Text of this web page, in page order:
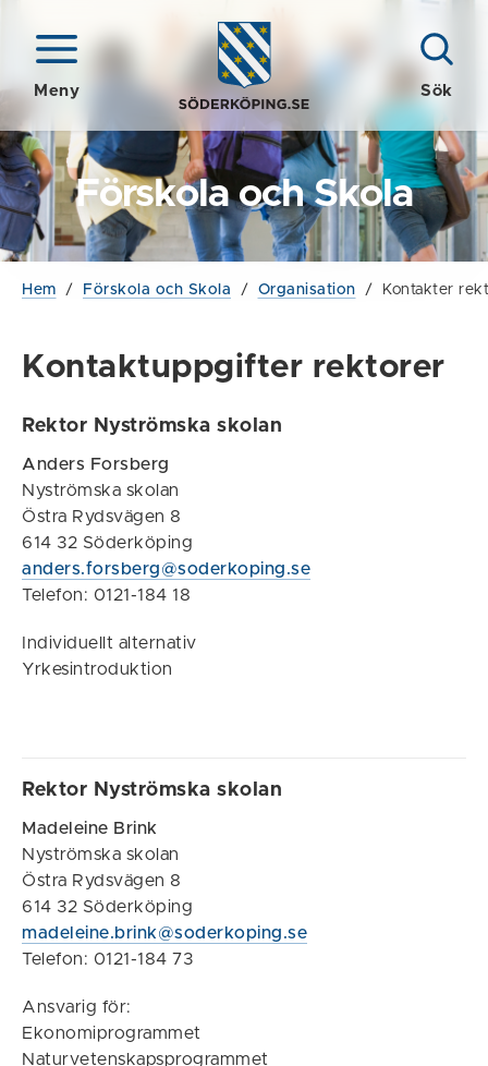
Meny Sök
Förskola och Skola
Hem / Förskola och Skola / Organisation / Kontakter
Kontaktuppgifter rektorer
Rektor Nyströmska skolan
Anders Forsberg
Nyströmska skolan
Östra Rydsvägen 8
614 32 Söderköping
anders.forsberg@soderkoping.se
Telefon: 0121-184 18
Individuellt alternativ
Yrkesintroduktion
Rektor Nyströmska skolan
Madeleine Brink
Nyströmska skolan
Östra Rydsvägen 8
614 32 Söderköping
madeleine.brink@soderkoping.se
Telefon: 0121-184 73
Ansvarig för:
Ekonomiprogrammet
Naturvetenskapsprogrammet